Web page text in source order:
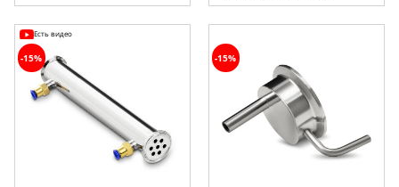
Есть видео
-15% -15%